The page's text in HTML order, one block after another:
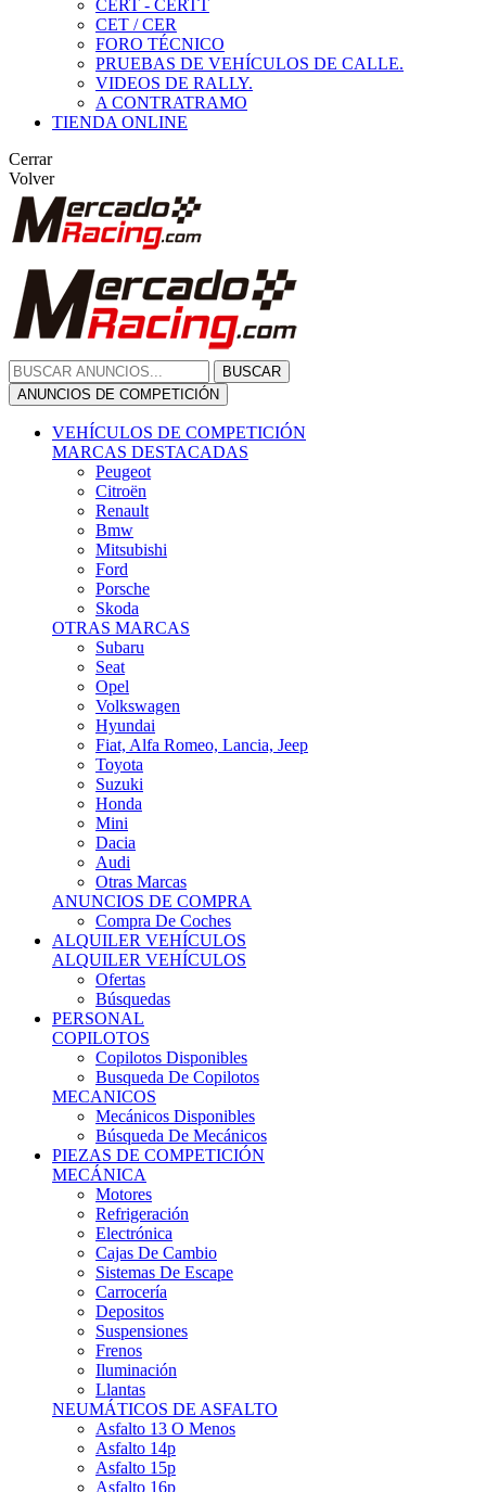
CERT - CERTT
CET / CER
FORO TÉCNICO
PRUEBAS DE VEHÍCULOS DE CALLE.
VIDEOS DE RALLY.
A CONTRATRAMO
TIENDA ONLINE
Cerrar
Volver
BUSCAR
ANUNCIOS DE COMPETICIÓN
VEHÍCULOS DE COMPETICIÓN
MARCAS DESTACADAS
Peugeot
Citroën
Renault
Bmw
Mitsubishi
Ford
Porsche
Skoda
OTRAS MARCAS
Subaru
Seat
Opel
Volkswagen
Hyundai
Fiat, Alfa Romeo, Lancia, Jeep
Toyota
Suzuki
Honda
Mini
Dacia
Audi
Otras Marcas
ANUNCIOS DE COMPRA
Compra De Coches
ALQUILER VEHÍCULOS
ALQUILER VEHÍCULOS
Ofertas
Búsquedas
PERSONAL
COPILOTOS
Copilotos Disponibles
Busqueda De Copilotos
MECANICOS
Mecánicos Disponibles
Búsqueda De Mecánicos
PIEZAS DE COMPETICIÓN
MECÁNICA
Motores
Refrigeración
Electrónica
Cajas De Cambio
Sistemas De Escape
Carrocería
Depositos
Suspensiones
Frenos
Iluminación
Llantas
NEUMÁTICOS DE ASFALTO
Asfalto 13 O Menos
Asfalto 14p
Asfalto 15p
Asfalto 16p